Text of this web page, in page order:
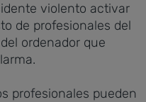
violento activar
de profesionales del
ordenador que
profesionales pueden